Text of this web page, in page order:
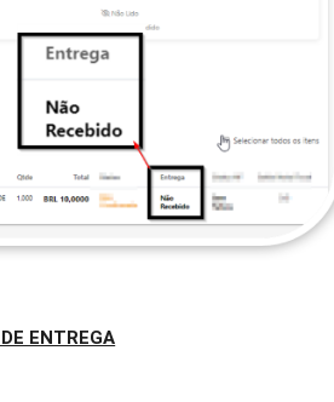
ENTREGA